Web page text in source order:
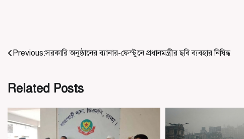
Post
Previous:সরকারি অনুষ্ঠানের ব্যানার-ফেস্টুনে প্রধানমন্ত্রীর ছবি ব্যবহার নিষিদ্ধ
Related Posts